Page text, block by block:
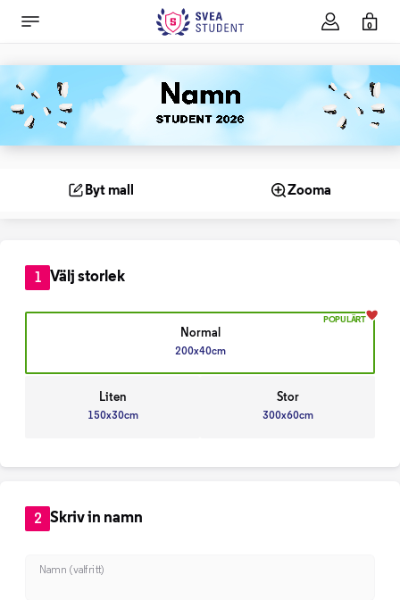
0
Byt mall Zooma
1 Välj storlek
Liten
150x30cm
POPULÄRT
Normal
200x40cm
Stor
300x60cm
2 Skriv in namn
Namn (valfritt)